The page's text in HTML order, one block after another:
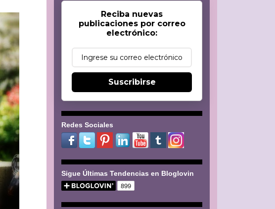
Reciba nuevas
publicaciones por correo
electrónico:
Suscribirse
Redes Sociales
Sigue Últimas Tendencias en Bloglovin